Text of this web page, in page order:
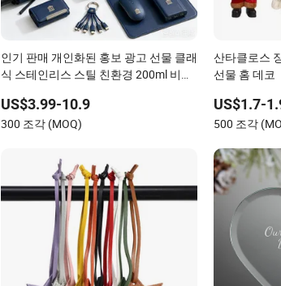
인기 판매 개인화된 홍보 광고 선물 클래
식 스테인리스 스틸 친환경 200ml 비즈
US$3.99-10.9
300 조각 (MOQ)
산타클로스
선물 홈 데코
US$1.7-
500 조각